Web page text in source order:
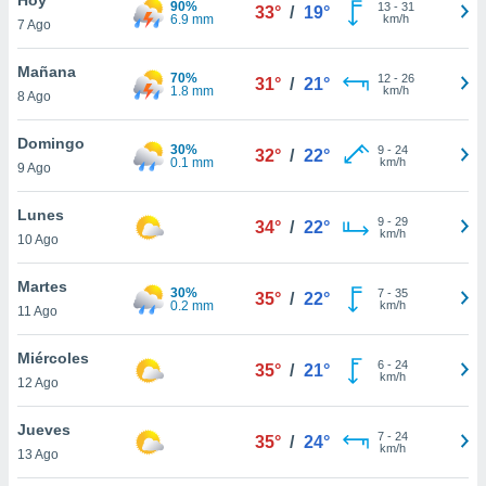
y
en
más
de
7 Ago
90%
6.9 mm
33° / 19° 13- 31
km/h
Mañana
8 Ago
70%
1.8 mm
31° / 21° 12- 26
km/h
Domingo
9 Ago
30%
0.1 mm
32° / 22° 9- 24
km/h
Lunes
10 Ago
34° / 22° 9- 29
km/h
Martes
11 Ago
30%
0.2 mm
35° / 22° 7- 35
km/h
Miércoles
12 Ago
35° / 21° 6- 24
km/h
Jueves
13 Ago
35° / 24° 7- 24
km/h